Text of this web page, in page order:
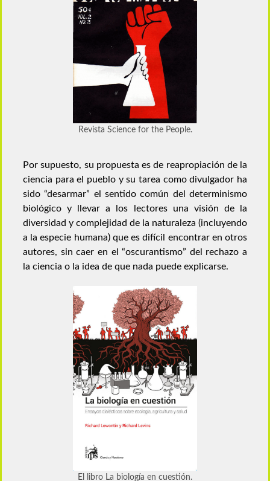
Revista Science for the People.
Por supuesto, su propuesta es de reapropiación de la
ciencia para el pueblo y su tarea como divulgador ha
sido “desarmar” el sentido común del determinismo
biológico y llevar a los lectores una visión de la
diversidad y complejidad de la naturaleza (incluyendo
a la especie humana) que es difícil encontrar en otros
autores, sin caer en el “oscurantismo” del rechazo a
la ciencia o la idea de que nada puede explicarse.
El libro La biología en cuestión.